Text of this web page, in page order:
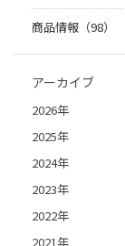
商品情報（98）
アーカイブ
2026年
2025年
2024年
2023年
2022年
2021年